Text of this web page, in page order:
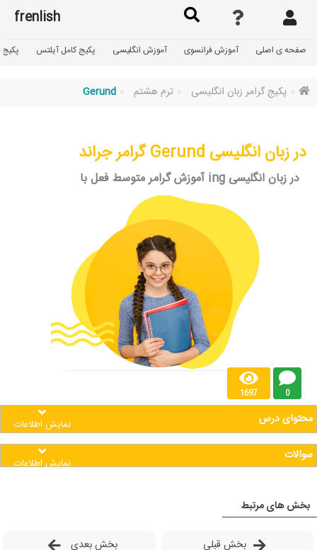
frenlish
صفحه ی اصلی آموزش فرانسوی آموزش انگلیسی پکیج کامل آیلتس پکیج
پکیج گرامر زبان انگلیسی ترم هشتم Gerund
گرامر جراند Gerund در زبان انگلیسی
آموزش گرامر متوسط فعل با ing در زبان انگلیسی
1697 0
محتوای درس نمایش اطلاعات
سوالات نمایش اطلاعات
بخش های مرتبط
بخش قبلی بخش بعدی